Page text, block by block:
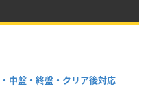
中盤・終盤・クリア後対応